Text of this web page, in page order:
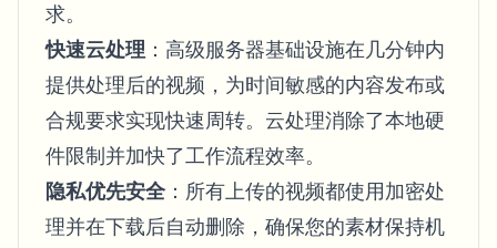
求。
快速云处理 ：高级服务器基础设施在几分钟内
提供处理后的视频，为时间敏感的内容发布或
合规要求实现快速周转。云处理消除了本地硬
件限制并加快了工作流程效率。
隐私优先安全：所有上传的视频都使用加密处
理并在下载后自动删除，确保您的素材保持机